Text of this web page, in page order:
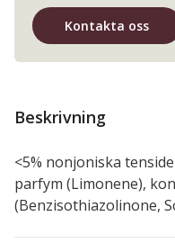
Kontakta oss
Beskrivning
<5% nonjoniska
parfym (Limonene),
(Benzisothiazolinone,